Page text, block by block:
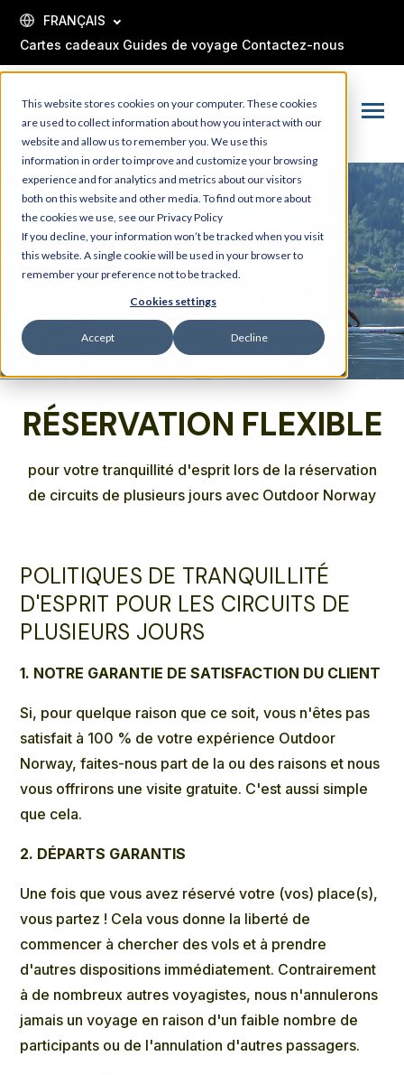
This website stores cookies on your computer. These cookies
are used to collect information about how you interact with our
website and allow us to remember you. We use this
information in order to improve and customize your browsing
experience and for analytics and metrics about our visitors
both on this website and other media. To find out more about
the cookies we use, see our Privacy Policy
If you decline, your information won’t be tracked when you visit
this website. A single cookie will be used in your browser to
remember your preference not to be tracked.
Cookies settings
Accept Decline
CONTENT
Cartes cadeaux Guides de voyage Contactez-nous
FRANÇAIS
Toggle
RÉSERVATION FLEXIBLE
pour votre tranquillité d'esprit lors de la réservation
de circuits de plusieurs jours avec Outdoor Norway
POLITIQUES DE TRANQUILLITÉ
D'ESPRIT POUR LES CIRCUITS DE
PLUSIEURS JOURS
1. NOTRE GARANTIE DE SATISFACTION DU CLIENT
Si, pour quelque raison que ce soit, vous n'êtes pas
satisfait à 100 % de votre expérience Outdoor
Norway, faites-nous part de la ou des raisons et nous
vous offrirons une visite gratuite. C'est aussi simple
que cela.
2. DÉPARTS GARANTIS
Une fois que vous avez réservé votre (vos) place(s),
vous partez ! Cela vous donne la liberté de
commencer à chercher des vols et à prendre
d'autres dispositions immédiatement. Contrairement
à de nombreux autres voyagistes, nous n'annulerons
jamais un voyage en raison d'un faible nombre de
participants ou de l'annulation d'autres passagers.